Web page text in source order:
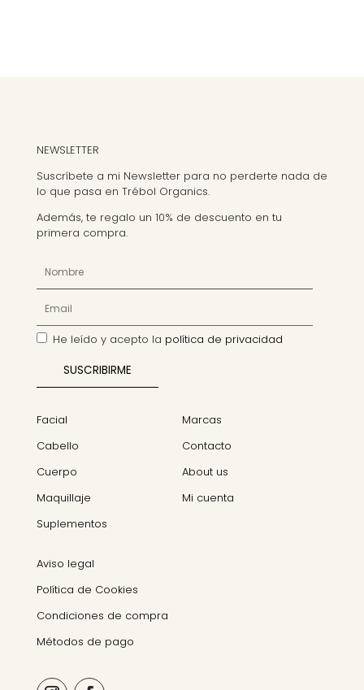
NEWSLETTER
Suscríbete a mi Newsletter para no perderte nada de
lo que pasa en Trébol Organics.
Además, te regalo un 10% de descuento en tu
primera compra.
He leído y acepto la política de privacidad
Facial
Cabello
Cuerpo
Maquillaje
Suplementos
Marcas
Contacto
About us
Mi cuenta
Aviso legal
Política de Cookies
Condiciones de compra
Métodos de pago